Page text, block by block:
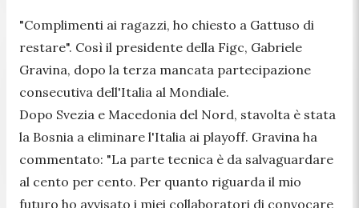
"Complimenti ai ragazzi, ho chiesto a Gattuso di
restare". Così il presidente della Figc, Gabriele
Gravina, dopo la terza mancata partecipazione
consecutiva dell'Italia al Mondiale.
Dopo Svezia e Macedonia del Nord, stavolta è stata
la Bosnia a eliminare l'Italia ai playoff. Gravina ha
commentato: "La parte tecnica è da salvaguardare
al cento per cento. Per quanto riguarda il mio
futuro ho avvisato i miei collaboratori di convocare